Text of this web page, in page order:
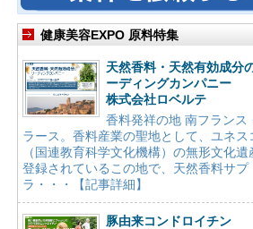
健康美容EXPO 原料特集
天然香料・天然有効成分
ーディングカンパニー
株式会社ロベルテ
香料発祥の地 南フランス
ラース。香料産業の聖地として、ユネス
（国連教育科学文化機構）の無形文化遺
登録されているこの地で、天然香料サプ
ラ・・・【記事詳細】
豚由来コンドロイチン